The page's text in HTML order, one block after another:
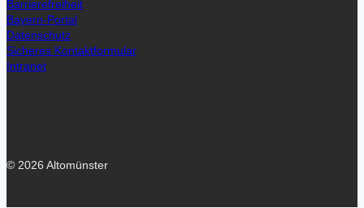
Barrierefreiheit
Bayern-Portal
Datenschutz
Sicheres Kontaktformular
Intranet
© 2026 Altomünster